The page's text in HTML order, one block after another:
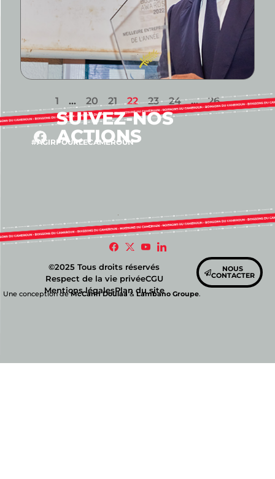
1 … 20 21 22 23 24 … 26
SUIVEZ-NOS
ACTIONS
#AGIRPOURLECAMEROUN
©2025 Tous droits réservés
Respect de la vie privéeCGU
Mentions légalesPlan du site
NOUS
CONTACTER
Une conception deMcCann Doulaa&Lambano Groupe.